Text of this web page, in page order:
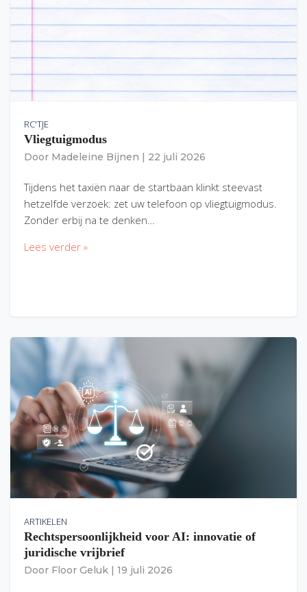
RC'TJE
Vliegtuigmodus
Door Madeleine Bijnen 22 juli 2026
Tijdens het taxiën naar de startbaan klinkt steevast
hetzelfde verzoek: zet uw telefoon op vliegtuigmodus.
Zonder erbij na te denken…
Lees verder »
ARTIKELEN
Rechtspersoonlijkheid voor AI: innovatie of
juridische vrijbrief
Door Floor Geluk 19 juli 2026